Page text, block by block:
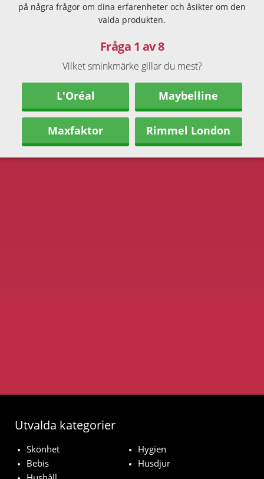
på några frågor om dina erfarenheter och åsikter om den
valda produkten.
Fråga 1 av 8
Vilket sminkmärke gillar du mest?
L'Oréal Maybelline
Maxfaktor Rimmel London
Utvalda kategorier
Skönhet
Hygien
Bebis
Husdjur